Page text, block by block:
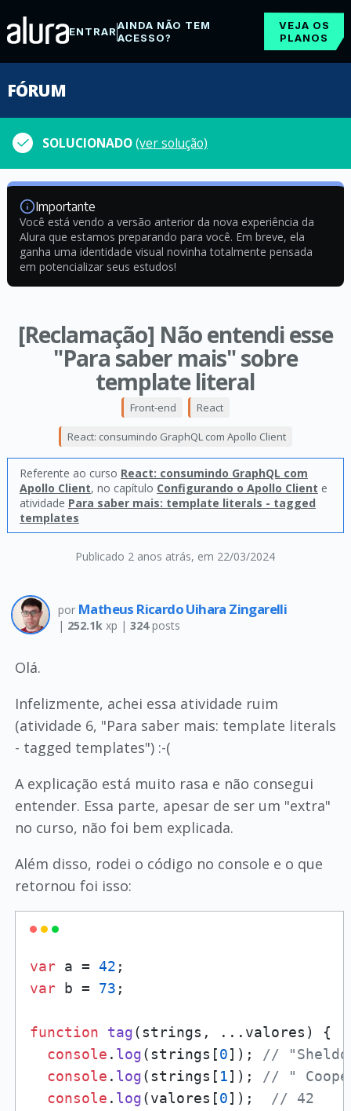
ENTRARAINDA NÃO TEM
ACESSO?
VEJA OS
PLANOS
FÓRUM
SOLUCIONADO(ver solução)
Importante
Você está vendo a versão anterior da nova experiência da
Alura que estamos preparando para você. Em breve, ela
ganha uma identidade visual novinha totalmente pensada
em potencializar seus estudos!
[Reclamação] Não entendi esse
"Para saber mais" sobre
template literal
Publicado 2 anos atrás, em 22/03/2024
Front-end React
React: consumindo GraphQL com Apollo Client
Referente ao curso React: consumindo GraphQL com
Apollo Client, no capítulo Configurando o Apollo Client e
atividade Para saber mais: template literals - tagged
templates
por Matheus Ricardo Uihara Zingarelli
| 252.1kxp | 324posts
Olá.
Infelizmente, achei essa atividade ruim
(atividade 6, "Para saber mais: template literals
- tagged templates") :-(
A explicação está muito rasa e não consegui
entender. Essa parte, apesar de ser um "extra"
no curso, não foi bem explicada.
Além disso, rodei o código no console e o que
retornou foi isso:
var a = 42
var b = 73 ;
function tag(strings, ...valores ) {
console . log(strings[0]); //
console . log(strings[ 1]); // "
console . log(valores[0]); // 42